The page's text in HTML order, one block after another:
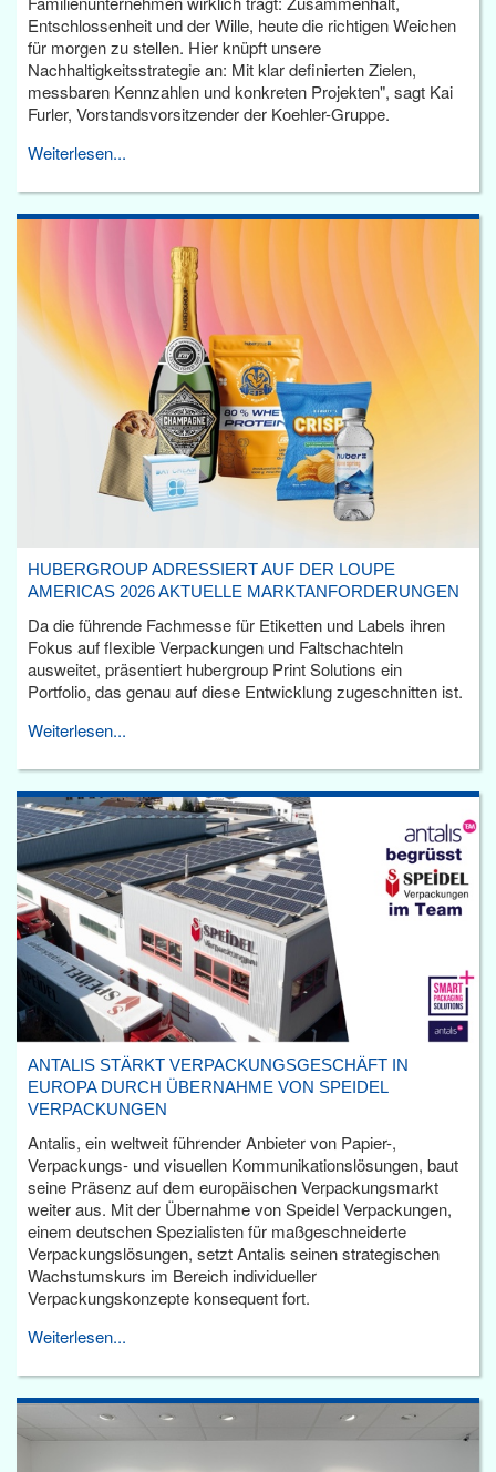
Entschlossenheit und der Wille, heute die richtigen Weichen
für morgen zu stellen. Hier knüpft unsere
Nachhaltigkeitsstrategie an: Mit klar definierten Zielen,
messbaren Kennzahlen und konkreten Projekten", sagt Kai
Furler, Vorstandsvorsitzender der Koehler-Gruppe.
Weiterlesen...
HUBERGROUP ADRESSIERT AUF DER LOUPE
AMERICAS 2026 AKTUELLE MARKTANFORDERUNGEN
Da die führende Fachmesse für Etiketten und Labels ihren
Fokus auf flexible Verpackungen und Faltschachteln
ausweitet, präsentiert hubergroup Print Solutions ein
Portfolio, das genau auf diese Entwicklung zugeschnitten ist.
Weiterlesen...
ANTALIS STÄRKT VERPACKUNGSGESCHÄFT IN
EUROPA DURCH ÜBERNAHME VON SPEIDEL
VERPACKUNGEN
Antalis, ein weltweit führender Anbieter von Papier-,
Verpackungs- und visuellen Kommunikationslösungen, baut
seine Präsenz auf dem europäischen Verpackungsmarkt
weiter aus. Mit der Übernahme von Speidel Verpackungen,
einem deutschen Spezialisten für maßgeschneiderte
Verpackungslösungen, setzt Antalis seinen strategischen
Wachstumskurs im Bereich individueller
Verpackungskonzepte konsequent fort.
Weiterlesen...